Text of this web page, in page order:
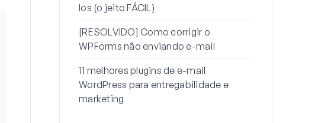
los (o jeito FÁCIL)
[RESOLVIDO] Como corrigir o
WPForms não enviando e-mail
11 melhores plugins de e-mail
WordPress para entregabilidade e
marketing